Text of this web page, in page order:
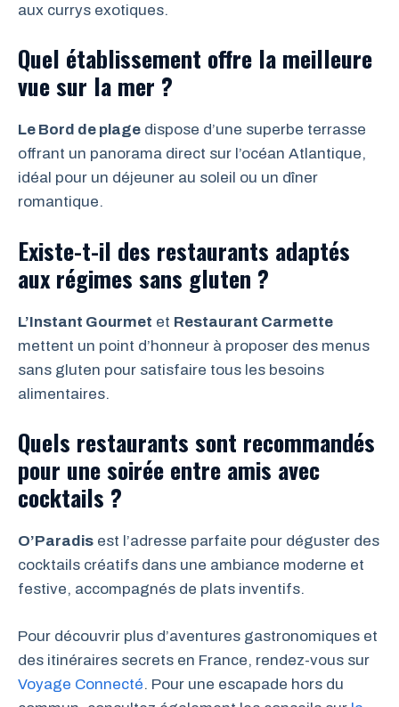
aux currys exotiques.
Quel établissement offre la meilleure
vue sur la mer ?
Le Bord de plage dispose d’une superbe terrasse
offrant un panorama direct sur l’océan Atlantique,
idéal pour un déjeuner au soleil ou un dîner
romantique.
Existe-t-il des restaurants adaptés
aux régimes sans gluten ?
L’Instant Gourmet et Restaurant Carmette
mettent un point d’honneur à proposer des menus
sans gluten pour satisfaire tous les besoins
alimentaires.
Quels restaurants sont recommandés
pour une soirée entre amis avec
cocktails ?
O’Paradis est l’adresse parfaite pour déguster des
cocktails créatifs dans une ambiance moderne et
festive, accompagnés de plats inventifs.
Pour découvrir plus d’aventures gastronomiques et
des itinéraires secrets en France, rendez-vous sur
Voyage Connecté. Pour une escapade hors du